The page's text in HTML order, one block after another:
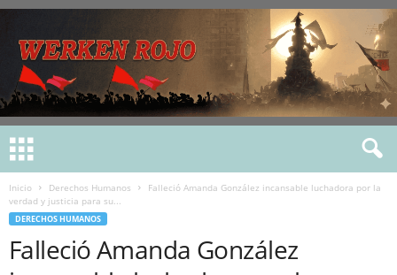
Inicio Derechos Humanos
Falleció Amanda González incansable luchadora por la
verdad y justicia para su...
DERECHOS HUMANOS
Falleció Amanda González